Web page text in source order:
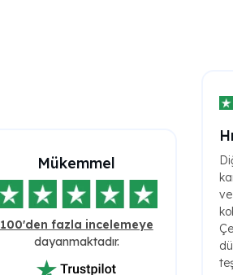
Mükemmel
100'den fazla incelemeye
dayanmaktadır.